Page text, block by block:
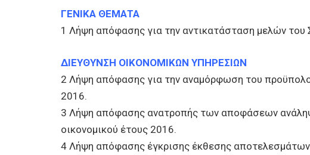
ΓΕΝΙΚΑ ΘΕΜΑΤΑ
1 Λήψη απόφασης για την αντικατάσταση μελών
ΔΙΕΥΘΥΝΣΗ ΟΙΚΟΝΟΜΙΚΩΝ ΥΠΗΡΕΣΙΩΝ
2 Λήψη απόφασης για την αναμόρφωση του
2016.
3 Λήψη απόφασης ανατροπής των αποφάσεων
οικονομικού έτους 2016.
4 Λήψη απόφασης έγκρισης έκθεσης